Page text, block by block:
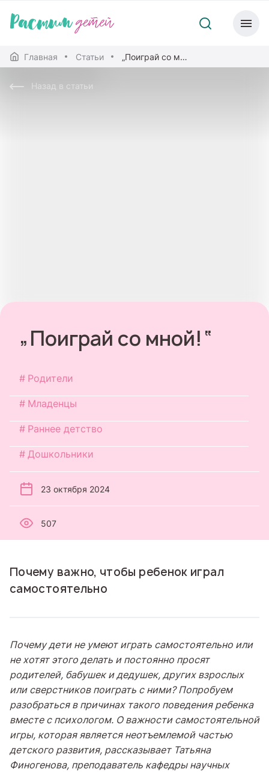
Главная Статьи „Поиграй со мной!“
Назад в статьи
„Поиграй со мной!“
Родители
Младенцы
Раннее детство
Дошкольники
23 октября 2024
507
Почему важно, чтобы ребенок играл
самостоятельно
Почему дети не умеют играть самостоятельно или
не хотят этого делать и постоянно просят
родителей, бабушек и дедушек, других взрослых
или сверстников поиграть с ними? Попробуем
разобраться в причинах такого поведения ребенка
вместе с психологом. О важности самостоятельной
игры, которая является неотъемлемой частью
детского развития, рассказывает Татьяна
Финогенова, преподаватель кафедры научных